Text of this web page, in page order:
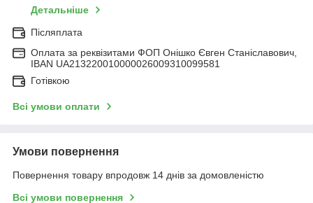
Детальніше
Післяплата
Оплата за реквізитами ФОП Онішко Євген Станіславович,
IBAN UA213220010000026009310099581
Готівкою
Всі умови оплати
Умови повернення
Повернення товару впродовж 14 днів за домовленістю
Всі умови повернення